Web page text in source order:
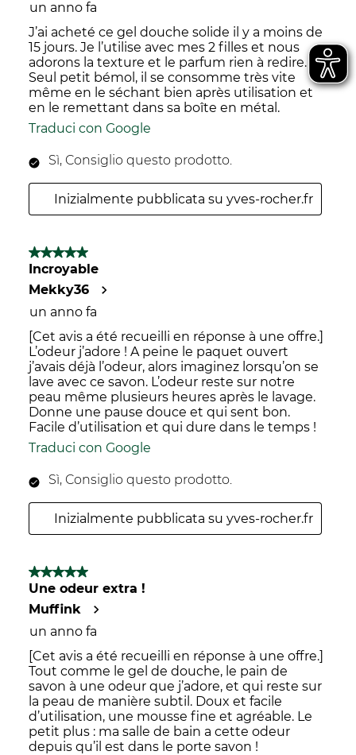
un anno fa
J’ai acheté ce gel douche solide il y a moins de
15 jours. Je l’utilise avec mes 2 filles et nous
adorons la texture et le parfum rien à redire.
Seul petit bémol, il se consomme très vite
même en le séchant bien après utilisation et
en le remettant dans sa boîte en métal.
Traduci con Google
Sì, Consiglio questo prodotto.
Inizialmente pubblicata su yves-rocher.fr
5 su 5 stelle.
Incroyable
Mekky36
un anno fa
[Cet avis a été recueilli en réponse à une offre.]
L’odeur j’adore ! A peine le paquet ouvert
j’avais déjà l’odeur, alors imaginez lorsqu’on se
lave avec ce savon. L’odeur reste sur notre
peau même plusieurs heures après le lavage.
Donne une pause douce et qui sent bon.
Facile d’utilisation et qui dure dans le temps !
Traduci con Google
Sì, Consiglio questo prodotto.
Inizialmente pubblicata su yves-rocher.fr
5 su 5 stelle.
Une odeur extra !
Muffink
un anno fa
[Cet avis a été recueilli en réponse à une offre.]
Tout comme le gel de douche, le pain de
savon à une odeur que j’adore, et qui reste sur
la peau de manière subtil. Doux et facile
d’utilisation, une mousse fine et agréable. Le
petit plus : ma salle de bain a cette odeur
depuis qu’il est dans le porte savon !